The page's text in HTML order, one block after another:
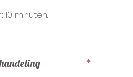
10 minuten.